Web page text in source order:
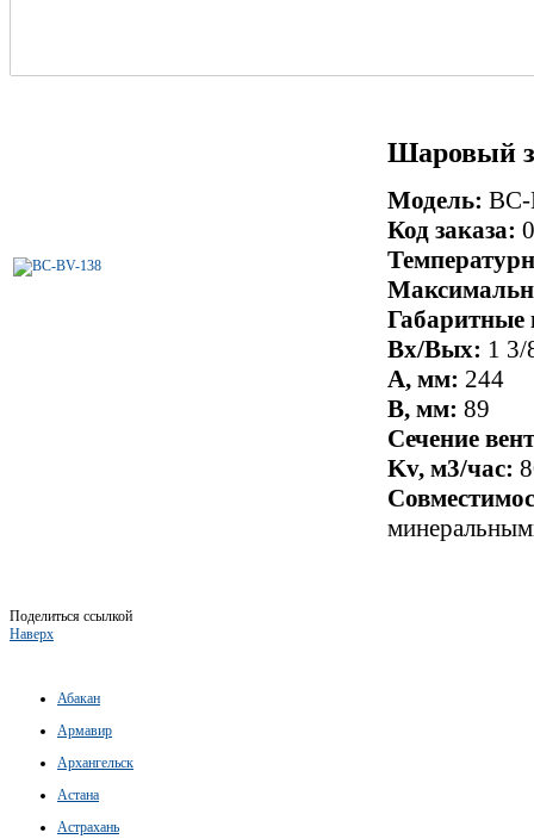
Шаровый
Модель:
Код заказа:
Габаритные
Вх/Вых: 1
A, мм: 244
B, мм: 89
Сечение
Kv, м3/час:
Поделиться ссылкой
Наверх
Абакан
Армавир
Архангельск
Астана
Астрахань